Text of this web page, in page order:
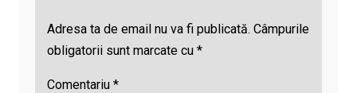
Adresa ta de email nu va fi publicată. Câmpurile
obligatorii sunt marcate cu *
Comentariu *